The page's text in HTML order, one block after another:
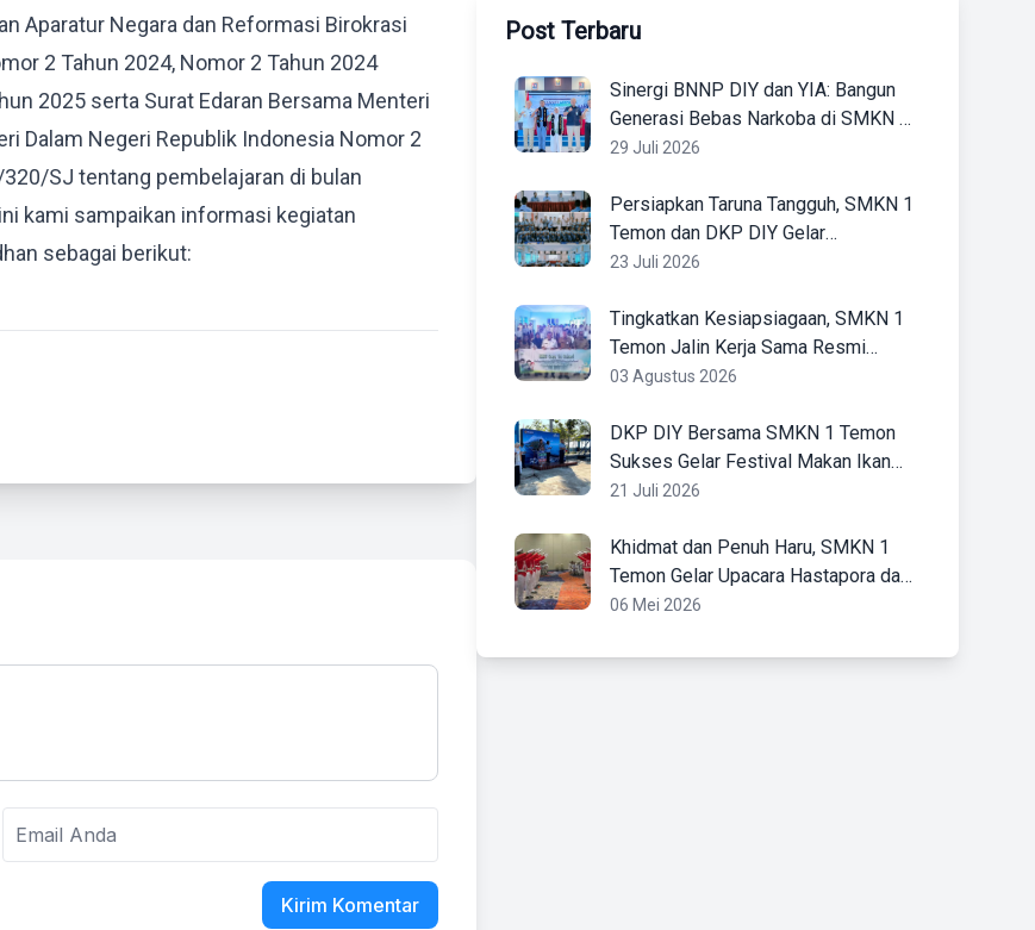
Aparatur Negara dan Reformasi Birokrasi
2 Tahun 2024, Nomor 2 Tahun 2024
2025 serta Surat Edaran Bersama Menteri
Dalam Negeri Republik Indonesia Nomor 2
SJ tentang pembelajaran di bulan
kami sampaikan informasi kegiatan
sebagai berikut:
Kirim Komentar
Post Terbaru
Sinergi BNNP DIY dan YIA: Bangun
Generasi Bebas Narkoba di SMKN 1
Temon
29 Juli 2026
Persiapkan Taruna Tangguh, SMKN 1
Temon dan DKP DIY Gelar
Pembekalan Magang Kapal Sekoci
23 Juli 2026
Tingkatkan Kesiapsiagaan, SMKN 1
Temon Jalin Kerja Sama Resmi
dengan BMKG Sleman
03 Agustus 2026
DKP DIY Bersama SMKN 1 Temon
Sukses Gelar Festival Makan Ikan
2026
21 Juli 2026
Khidmat dan Penuh Haru, SMKN 1
Temon Gelar Upacara Hastapora dan
Penyerahan Purna Taruna 2026
06 Mei 2026